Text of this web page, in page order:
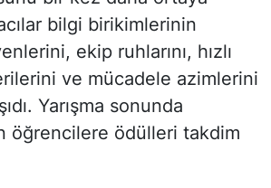
bilgi birikimlerinin
ekip ruhlarını, hızlı
ve mücadele azimlerini
Yarışma sonunda
öğrencilere ödülleri takdim